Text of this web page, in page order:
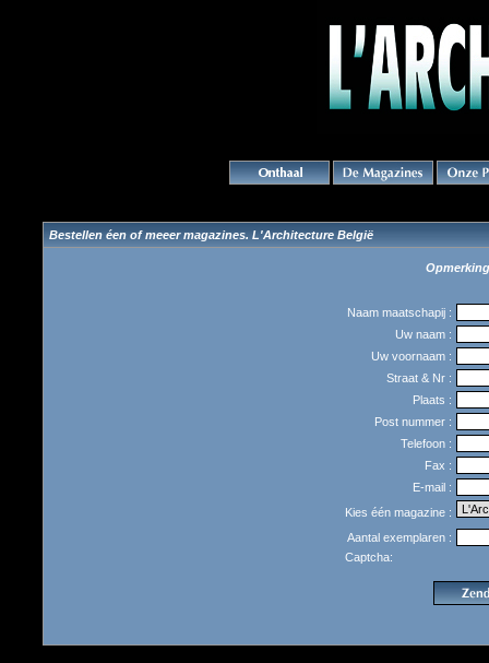
Bestellen éen of meeer magazines. L'Architecture België
Naam maatschapij :
Uw naam :
Uw voornaam :
Straat & Nr :
Plaats :
Post nummer :
Telefoon :
Fax :
E-mail :
Kies één magazine :
Aantal exemplaren :
Captcha: